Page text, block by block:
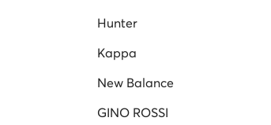
Hunter
Kappa
New Balance
GINO ROSSI